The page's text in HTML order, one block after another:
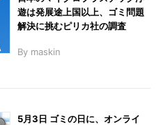
遊は発展途上国以上、ゴミ問題
解決に挑むピリカ社の調査
By maskin
5月3日 ゴミの日に、オンライ